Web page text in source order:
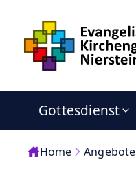
Gottesdienst
Home Angebote